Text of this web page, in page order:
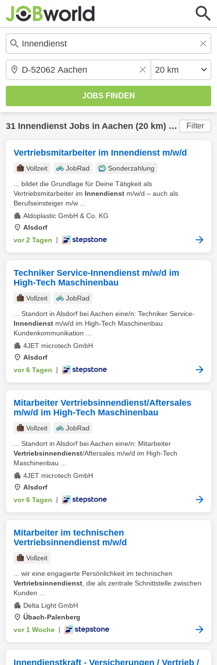
31 Innendienst Jobs in Aachen (20 km) gefunden Filter
Vertriebsmitarbeiter im Innendienst m/w/d
Vollzeit JobRad
Sonderzahlung
... bildet die Grundlage für Deine Tätigkeit als
Vertriebsmitarbeiter im Innendienst m/w/d – auch als
Berufseinsteiger m/w ...
Aldoplastic GmbH & Co. KG
Alsdorf
vor 2 Tagen
Techniker Service-Innendienst m/w/d im
High-Tech Maschinenbau
Vollzeit
JobRad
... Standort in Alsdorf bei Aachen eine/n: Techniker Service-
Innendienst m/w/d im High-Tech Maschinenbau
Kundenkommunikation ...
4JET microtech GmbH
Alsdorf
vor 6 Tagen
Mitarbeiter Vertriebsinnendienst/Aftersales
m/w/d im High-Tech Maschinenbau
Vollzeit
JobRad
... Standort in Alsdorf bei Aachen eine/n: Mitarbeiter
Vertriebsinnendienst/Aftersales m/w/d im High-Tech
Maschinenbau ...
4JET microtech GmbH
Alsdorf
vor 6 Tagen
Mitarbeiter im technischen
Vertriebsinnendienst m/w/d
Vollzeit
... wir eine engagierte Persönlichkeit im technischen
Vertriebsinnendienst , die als zentrale Schnittstelle zwischen
Kunden ...
Delta Light GmbH
Übach-Palenberg
vor 1 Woche
Innendienstkraft - Versicherungen / Vertrieb /